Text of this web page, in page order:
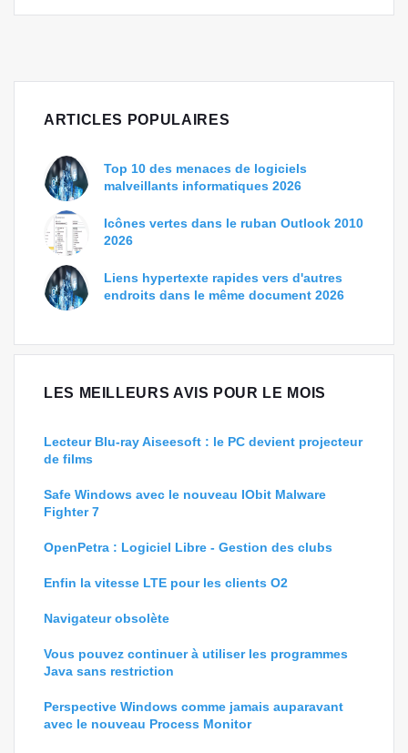
ARTICLES POPULAIRES
Top 10 des menaces de logiciels
malveillants informatiques 2026
Icônes vertes dans le ruban Outlook 2010
2026
Liens hypertexte rapides vers d'autres
endroits dans le même document 2026
LES MEILLEURS AVIS POUR LE MOIS
Lecteur Blu-ray Aiseesoft : le PC devient projecteur
de films
Safe Windows avec le nouveau IObit Malware
Fighter 7
OpenPetra : Logiciel Libre - Gestion des clubs
Enfin la vitesse LTE pour les clients O2
Navigateur obsolète
Vous pouvez continuer à utiliser les programmes
Java sans restriction
Perspective Windows comme jamais auparavant
avec le nouveau Process Monitor